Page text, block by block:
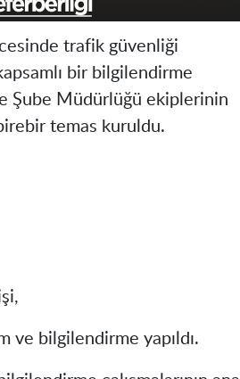
trafik güvenliği
bir bilgilendirme
Şube Müdürlüğü ekiplerinin
temas kuruldu.
,
ve bilgilendirme yapıldı.